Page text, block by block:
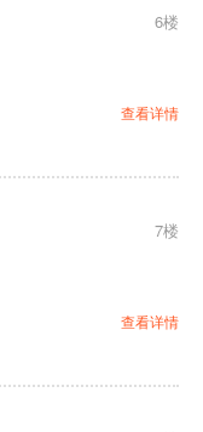
。都挺有戏份的。作者
一个人的情感都是很
有每一个人的声音。而
时空到末日的最后一
那里进行。时空穿梭
听到1000多集了，
下，对了，找羽生威
6楼
查看详情
7楼
查看详情